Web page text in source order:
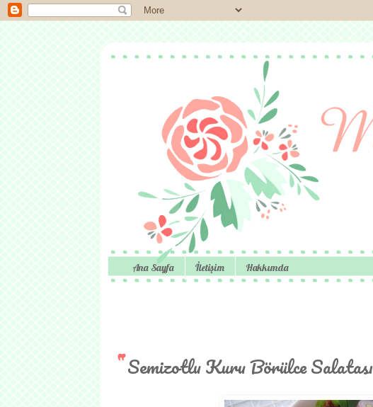
Ana Sayfa İletişim Hakkımda
Semizotlu Kuru Börülce Salatası